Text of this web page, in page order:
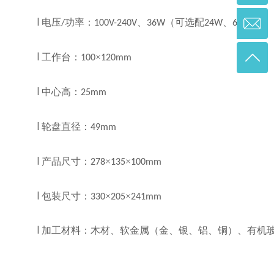
电压/功率： 100V-240V 36W （可选配24W 60W）
工作台： 100×120mm
中心高： 25mm
轮盘直径： 49mm
产品尺寸： 278×135×100mm
包装尺寸： 330×205×241mm
加工材料：木材、软金属（金、银、铝、铜）、有机